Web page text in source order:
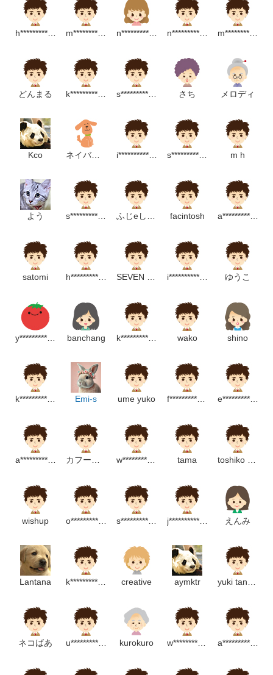
h*********************p m***********************p n**************************p n******************p m*************************p
どんまる k**********************p s**********************m さち メロディ
Kco ネイバーズグッド i*************************p s*****************p m h
よう s******************m ふじeしんぢ。 facintosh a*************p
satomi h**********************m SEVEN FAN i**************p ゆうこ
y*********************m banchang k********************m wako shino
k***********************m Emi-s ume yuko f***************p e*******************m
a************************************p カフート用 w****************m tama toshiko yuki
wishup o*****************************p s*********************p j************************m えんみ
Lantana k*************************************p creative aymktr yuki tanaka
ネコばあ u*******************p kurokuro w******************p a************************p